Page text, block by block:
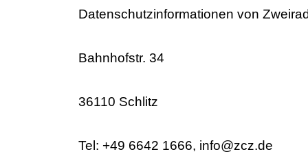
Datenschutzinformationen von
Bahnhofstr. 34
36110 Schlitz
Tel: +49 6642 1666, info@zcz.de